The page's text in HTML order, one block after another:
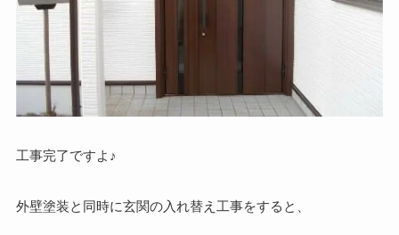
工事完了ですよ♪
外壁塗装と同時に玄関の入れ替え工事をすると、